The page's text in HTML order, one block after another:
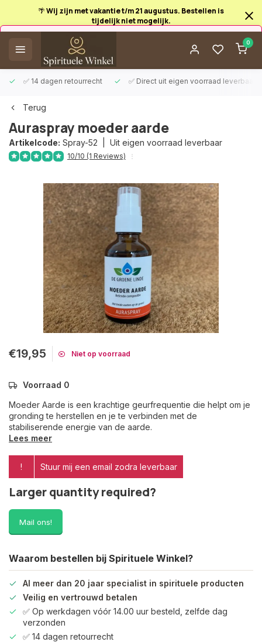
🌴 Wij zijn met vakantie t/m 21 augustus. Bestellen is
tijdelijk niet mogelijk.
0
✅ 14 dagen retourrecht ✅ Direct uit eigen voorraad leverbaar
Afrekenen is uitgeschakeld.
Terug
Auraspray moeder aarde
Artikelcode: Spray-52 | Uit eigen voorraad leverbaar
10/10 (1 Reviews)
€19,95 Niet op voorraad
Voorraad 0
Moeder Aarde is een krachtige geurfrequentie die helpt om je
gronding te herstellen en je te verbinden met de
stabiliserende energie van de aarde.
Lees meer
! Stuur mij een email zodra leverbaar
Larger quantity required?
Mail ons!
Waarom bestellen bij Spirituele Winkel?
Al meer dan 20 jaar specialist in spirituele producten
Veilig en vertrouwd betalen
✅ Op werkdagen vóór 14.00 uur besteld, zelfde dag
verzonden
✅ 14 dagen retourrecht